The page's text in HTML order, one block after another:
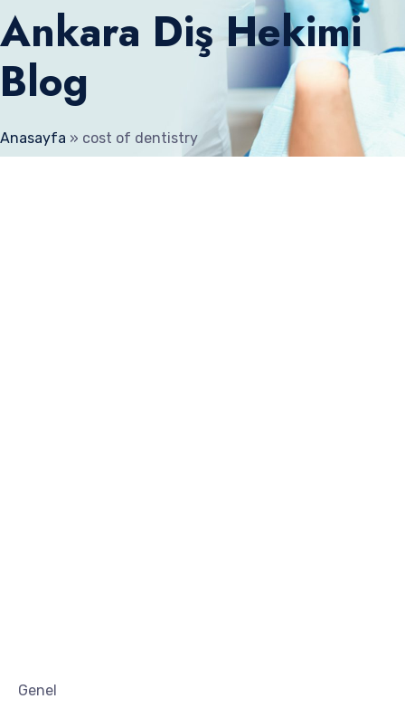
Ankara Diş Hekimi
Blog
Anasayfa » cost of dentistry
Genel